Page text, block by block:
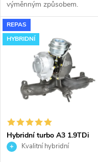
k
t
k
t
výměnným způsobem.
REPAS
HYBRIDNÍ
Hybridní turbo A3 1.9TDi
96kW ASZ GT1752V v obalu
Kvalitní hybridní